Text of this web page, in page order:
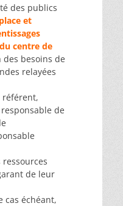
des publics
et
centre de
besoins de
relayées
de
ressources
de leur
cas échéant,